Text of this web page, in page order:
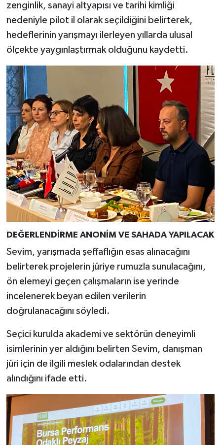
zenginlik, sanayi altyapısı ve tarihi kimliği
nedeniyle pilot il olarak seçildiğini belirterek,
hedeflerinin yarışmayı ilerleyen yıllarda ulusal
ölçekte yaygınlaştırmak olduğunu kaydetti.
DEĞERLENDİRME ANONİM VE SAHADA YAPILACAK
Sevim, yarışmada şeffaflığın esas alınacağını
belirterek projelerin jüriye rumuzla sunulacağını,
ön elemeyi geçen çalışmaların ise yerinde
incelenerek beyan edilen verilerin
doğrulanacağını söyledi.
Seçici kurulda akademi ve sektörün deneyimli
isimlerinin yer aldığını belirten Sevim, danışman
jüri için de ilgili meslek odalarından destek
alındığını ifade etti.